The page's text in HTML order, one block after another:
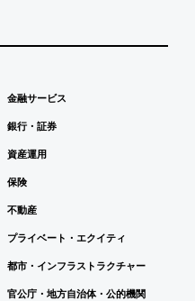
金融サービス
銀行・証券
資産運用
保険
不動産
プライベート・エクイティ
都市・インフラストラクチャー
官公庁・地方自治体・公的機関